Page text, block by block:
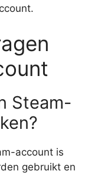
Steam-
account is
gebruikt en